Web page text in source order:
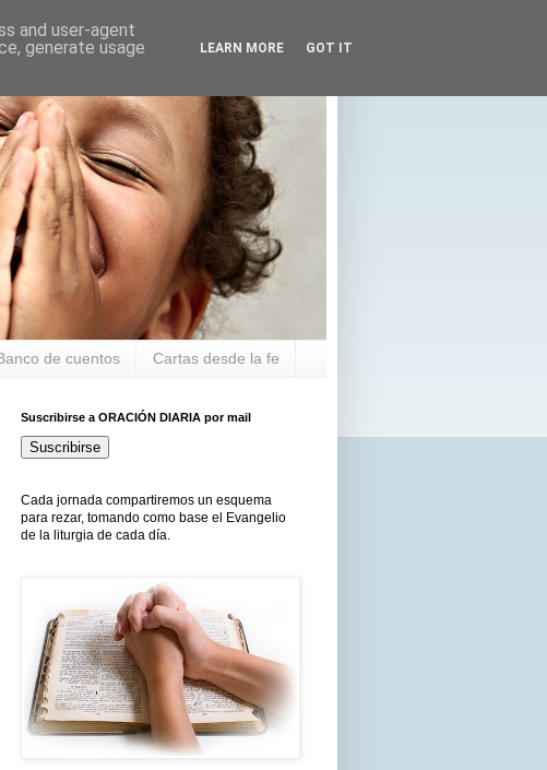
de cuentos Cartas desde la fe
Suscribirse a ORACIÓN DIARIA por mail
Suscribirse
Cada jornada compartiremos un esquema
para rezar, tomando como base el Evangelio
de la liturgia de cada día.
and user-agent
generate usage
LEARN MORE GOT IT